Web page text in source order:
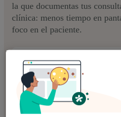
la que documentas tus
clínica: menos tiempo en
foco en el paciente.